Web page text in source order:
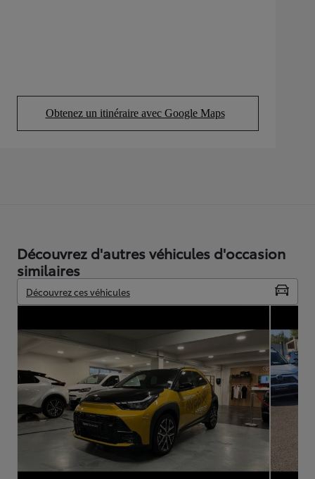
Obtenez un itinéraire avec Google Maps
(Opens in new tab)
Découvrez d'autres véhicules d'occasion
similaires
Découvrez ces véhicules